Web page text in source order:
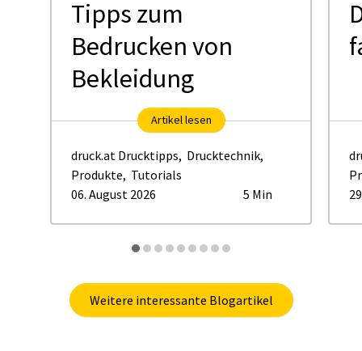
Tipps zum
Bedrucken von
Bekleidung
Artikel lesen
druck.at Drucktipps, Drucktechnik,
Produkte, Tutorials
06. August 2026
5 Min
Weitere interessante Blogartikel